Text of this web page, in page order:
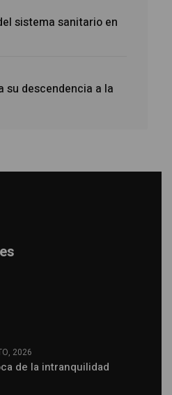
sistema sanitario en
su descendencia a la
2026
de la intranquilidad